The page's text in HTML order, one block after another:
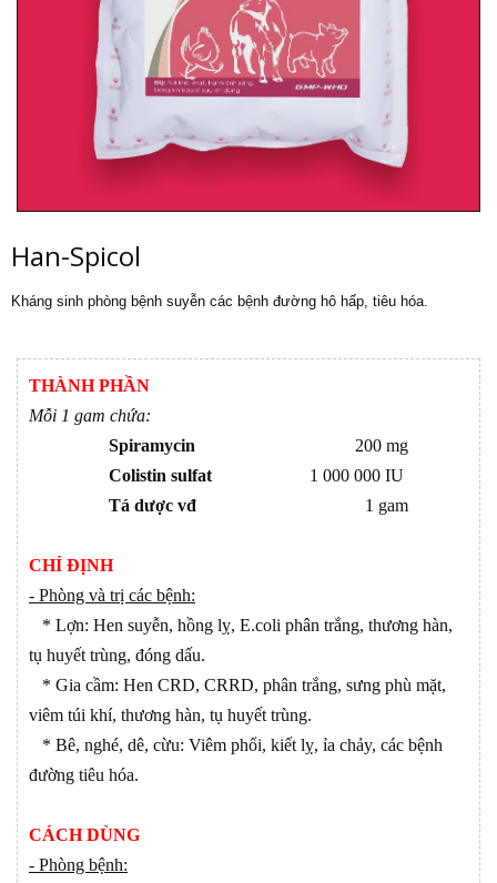
Han-Spicol
Kháng sinh phòng bệnh suyễn các bệnh đường hô hấp, tiêu hóa.
THÀNH PHẦN
Mỗi 1 gam chứa:
Spiramycin 200 mg
Colistin sulfat 1 000 000 IU
Tá dược vđ
1 gam
CHỈ ĐỊNH
- Phòng và trị các bệnh:
* Lợn: Hen suyễn, hồng lỵ, E.coli phân trắng, thương hàn,
tụ huyết trùng, đóng dấu.
* Gia cầm: Hen CRD, CRRD, phân trắng, sưng phù mặt,
viêm túi khí, thương hàn, tụ huyết trùng.
* Bê, nghé, dê, cừu: Viêm phổi, kiết lỵ, ỉa chảy, các bệnh
đường tiêu hóa.
CÁCH DÙNG
- Phòng bệnh: